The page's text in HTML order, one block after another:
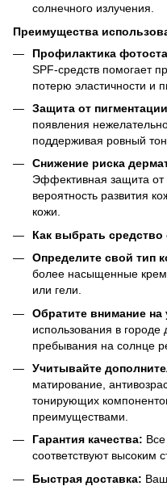
солнечного излучения.​
Преимущества
Профилактика
SPF-средств помогает
потерю эластичности и
Защита от
появления
поддерживая ровный тон
Снижение риска
Эффективная защита от
вероятность развития
кожи.
Как выбрать средство
Определите свой тип
более насыщенные
или гели.
Обратите внимание на
использования в городе
пребывания на солнце
Учитывайте
матирование,
тонирующих
преимуществами.
Гарантия качества:
соответствуют высоким
Быстрая доставка: Ваш